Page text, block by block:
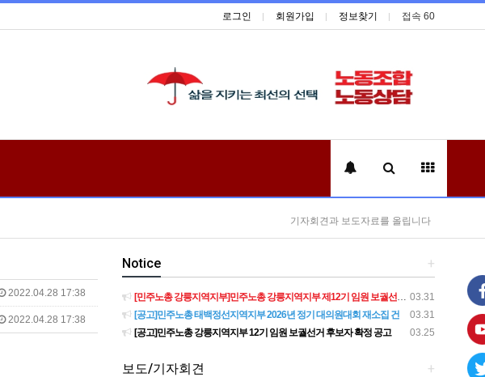
로그인 회원가입 정보찾기 접속 60
기자회견과 보도자료를 올립니다
2022.04.28 17:38
2022.04.28 17:38
+
Notice
03.31
[민주노총 강릉지역지부]민주노총 강릉지역지부 제12기 임원 보궐선거결과 공고
03.31
[공고]민주노총 태백정선지역지부 2026년 정기 대의원대회 재소집 건
03.25
[공고]민주노총 강릉지역지부 12기 임원 보궐선거 후보자 확정 공고
+
보도/기자회견